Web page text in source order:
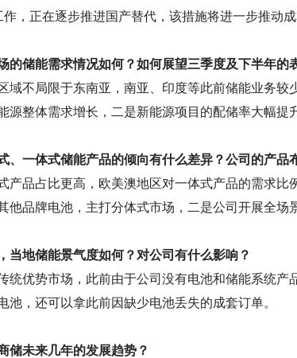
，正在逐步推进国产替代，该措施将进一步推动
的储能需求情况如何？如何展望三季度及下半年的
域不局限于东南亚，南亚、印度等此前储能业务较
源整体需求增长，二是新能源项目的配储率大幅提
、一体式储能产品的倾向有什么差异？公司的产品
产品占比更高，欧美澳地区对一体式产品的需求比
他品牌电池，主打分体式市场，二是公司开展全场
当地储能景气度如何？对公司有什么影响？
统优势市场，此前由于公司没有电池和储能系统产
池，还可以拿此前因缺少电池丢失的成套订单。
储未来几年的发展趋势？